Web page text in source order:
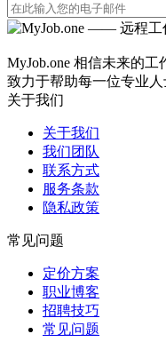
MyJob.one 相信未来的
致力于帮助每一位专业人
关于我们
关于我们
我们团队
联系方式
服务条款
隐私政策
常见问题
定价方案
职业博客
招聘技巧
常见问题